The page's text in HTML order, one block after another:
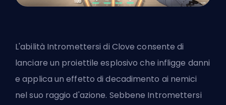
L'abilità Intromettersi di Clove consente di
lanciare un proiettile esplosivo che infligge danni
e applica un effetto di decadimento ai nemici
nel suo raggio d'azione. Sebbene Intromettersi